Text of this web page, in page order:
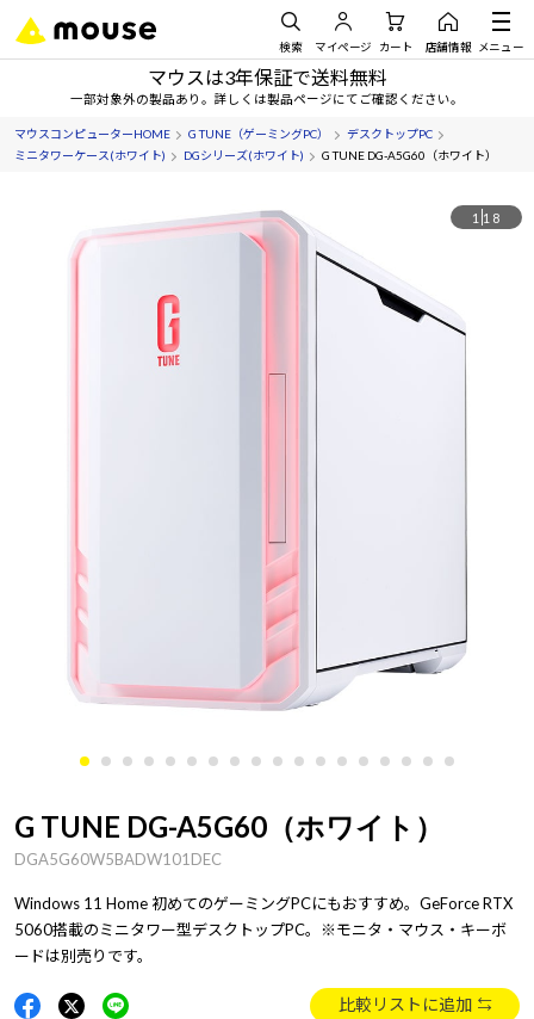
検索 マイページ カート 店舗情報 メニュー
マウスは3年保証で送料無料
一部対象外の製品あり。詳しくは製品ページにてご確認ください。
マウスコンピューターHOME G TUNE（ゲーミングPC）
デスクトップPC
ミニタワーケース(ホワイト)
DGシリーズ(ホワイト) G TUNE DG-A5G60（ホワイト）
1 18
G TUNE DG-A5G60（ホワイト）
DGA5G60W5BADW101DEC
Windows 11 Home 初めてのゲーミングPCにもおすすめ。GeForce RTX
5060搭載のミニタワー型デスクトップPC。※モニタ・マウス・キーボ
ードは別売りです。
比較リストに追加